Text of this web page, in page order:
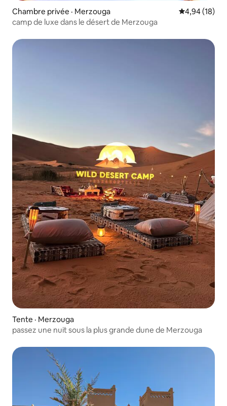
Chambre privée · Merzouga Note
4,94 (18)
camp de luxe dans le désert de Merzouga
Tente · Merzouga
passez une nuit sous la plus grande dune de Merzouga